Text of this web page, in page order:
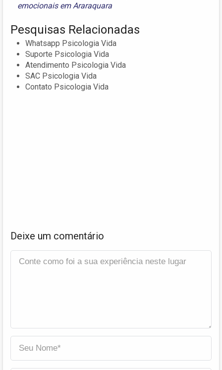
emocionais em Araraquara
Pesquisas Relacionadas
Whatsapp Psicologia Vida
Suporte Psicologia Vida
Atendimento Psicologia Vida
SAC Psicologia Vida
Contato Psicologia Vida
Deixe um comentário